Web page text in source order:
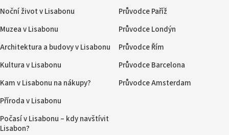
Noční život v Lisabonu
Muzea v Lisabonu
Architektura a budovy v Lisabonu
Kultura v Lisabonu
Kam v Lisabonu na nákupy?
Příroda v Lisabonu
Počasí v Lisabonu – kdy navštívit
Lisabon?
Průvodce Paříž
Průvodce Londýn
Průvodce Řím
Průvodce Barcelona
Průvodce Amsterdam